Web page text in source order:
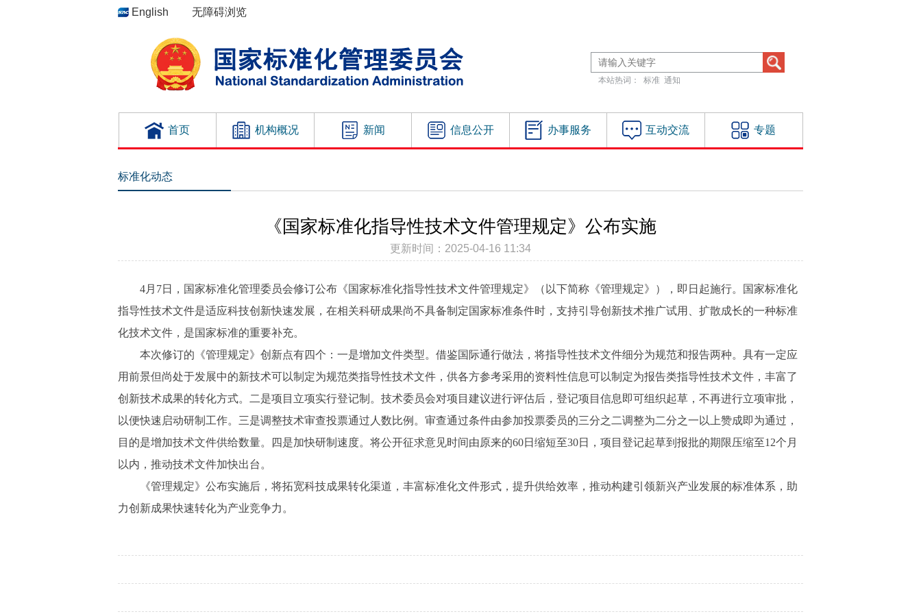
English 无障碍浏览
本站热词： 标准 通知
首页 机构概况 新闻 信息公开 办事服务 互动交流 专题
标准化动态
《国家标准化指导性技术文件管理规定》公布实施
更新时间：2025-04-16 11:34
4月7日，国家标准化管理委员会修订公布《国家标准化指导性技术文件管理规定》（以下简称《管理规定》），即日起施行。国家标准化
指导性技术文件是适应科技创新快速发展，在相关科研成果尚不具备制定国家标准条件时，支持引导创新技术推广试用、扩散成长的一种标准
化技术文件，是国家标准的重要补充。
本次修订的《管理规定》创新点有四个：一是增加文件类型。借鉴国际通行做法，将指导性技术文件细分为规范和报告两种。具有一定应
用前景但尚处于发展中的新技术可以制定为规范类指导性技术文件，供各方参考采用的资料性信息可以制定为报告类指导性技术文件，丰富了
创新技术成果的转化方式。二是项目立项实行登记制。技术委员会对项目建议进行评估后，登记项目信息即可组织起草，不再进行立项审批，
以便快速启动研制工作。三是调整技术审查投票通过人数比例。审查通过条件由参加投票委员的三分之二调整为二分之一以上赞成即为通过，
目的是增加技术文件供给数量。四是加快研制速度。将公开征求意见时间由原来的60日缩短至30日，项目登记起草到报批的期限压缩至12个月
以内，推动技术文件加快出台。
《管理规定》公布实施后，将拓宽科技成果转化渠道，丰富标准化文件形式，提升供给效率，推动构建引领新兴产业发展的标准体系，助
力创新成果快速转化为产业竞争力。